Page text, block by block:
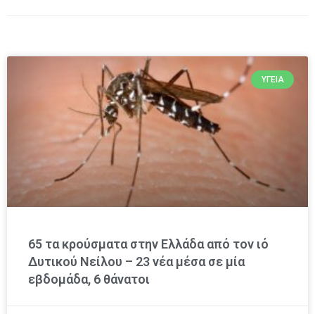
ΥΓΕΊΑ
65 τα κρούσματα στην Ελλάδα από τον ιό
Δυτικού Νείλου – 23 νέα μέσα σε μία
εβδομάδα, 6 θάνατοι